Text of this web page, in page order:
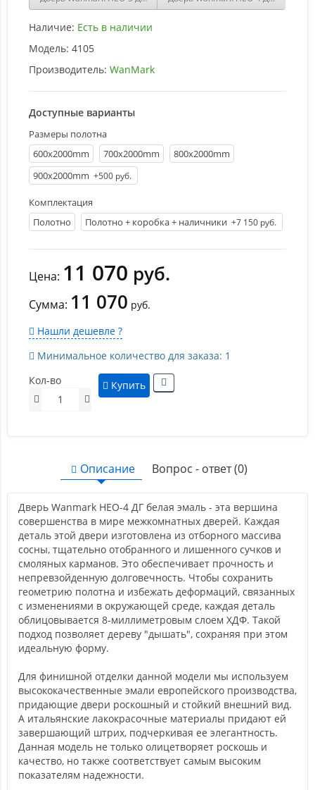
Наличие: Есть в наличии
Модель: 4105
Производитель: WanMark
Доступные варианты
Размеры полотна
600х2000mm
700х2000mm
800х2000mm
900х2000mm +500 руб.
Комплектация
Полотно
Полотно + коробка + наличники +7 150 руб.
Цена: 11 070 руб.
Сумма: 11 070 руб.
Нашли дешевле ?
Минимальное количество для заказа: 1
Кол-во
Купить
Описание Вопрос - ответ (0)
Дверь Wanmark НЕО-4 ДГ белая эмаль - эта вершина
совершенства в мире межкомнатных дверей. Каждая
деталь этой двери изготовлена из отборного массива
сосны, тщательно отобранного и лишенного сучков и
смоляных карманов. Это обеспечивает прочность и
непревзойденную долговечность. Чтобы сохранить
геометрию полотна и избежать деформаций, связанных
с изменениями в окружающей среде, каждая деталь
облицовывается 8-миллиметровым слоем ХДФ. Такой
подход позволяет дереву "дышать", сохраняя при этом
идеальную форму.
Для финишной отделки данной модели мы используем
высококачественные эмали европейского производства,
придающие двери роскошный и стойкий внешний вид.
А итальянские лакокрасочные материалы придают ей
завершающий штрих, подчеркивая ее элегантность.
Данная модель не только олицетворяет роскошь и
качество, но также соответствует самым высоким
показателям надежности.